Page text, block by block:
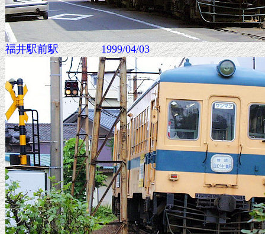
福井駅前駅 1999/04/03